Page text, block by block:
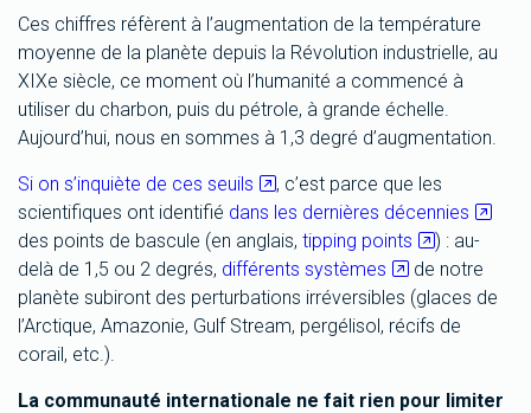
Ces chiffres réfèrent à l’augmentation de la température
moyenne de la planète depuis la Révolution industrielle, au
XIXe siècle, ce moment où l’humanité a commencé à
utiliser du charbon, puis du pétrole, à grande échelle.
Aujourd’hui, nous en sommes à 1,3 degré d’augmentation.
Si on s’inquiète de ces seuils
, c’est parce que les
scientifiques ont identifié dans les dernières décennies
des points de bascule (en anglais, tipping points
) : au-
delà de 1,5 ou 2 degrés, différents systèmes
de notre
planète subiront des perturbations irréversibles (glaces de
l’Arctique, Amazonie, Gulf Stream, pergélisol, récifs de
corail, etc.).
La communauté internationale ne fait rien pour limiter